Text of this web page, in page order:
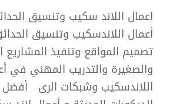
اعمال اللاند سكيب وتنسيق
أعمال اللاندسكيب وتنسيق
تصميم المواقع وتنفيذ المشاريع
والصغيرة والتدريب المهني في
اللاندسكيب وشبكات الرى